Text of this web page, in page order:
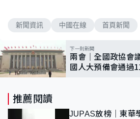
新聞資訊 中國在線 首頁新聞
下一則新聞
兩會｜全國政協
國人大預備會通過
推薦閱讀
JUPAS放榜｜東華